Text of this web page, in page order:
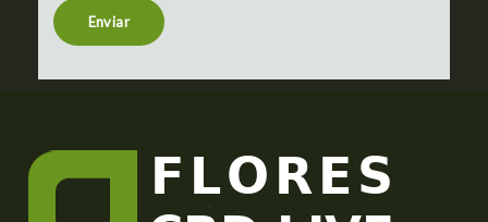
t
r
s
Enviar